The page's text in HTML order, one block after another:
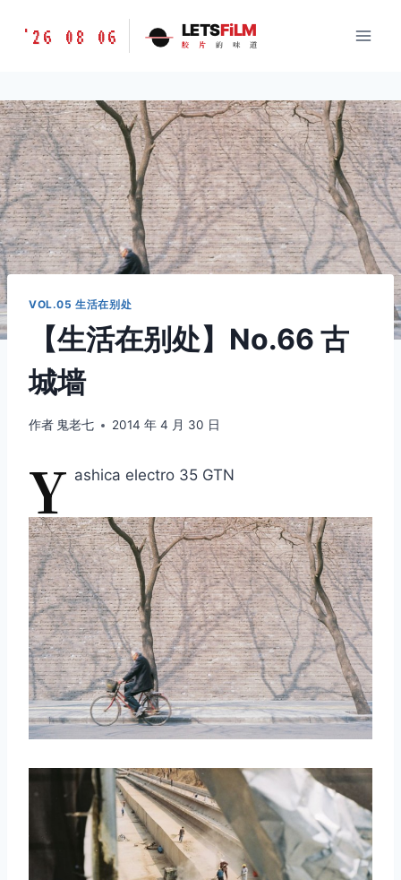
胶
味
道
LETSFILM
'26 08 06 LETSFiLM
胶 片 的 味 道
VOL.05 生活在别处
【生活在别处】No.66 古
城墙
作者 鬼老七 2014 年 4 月 30 日
Y ashica electro 35 GTN